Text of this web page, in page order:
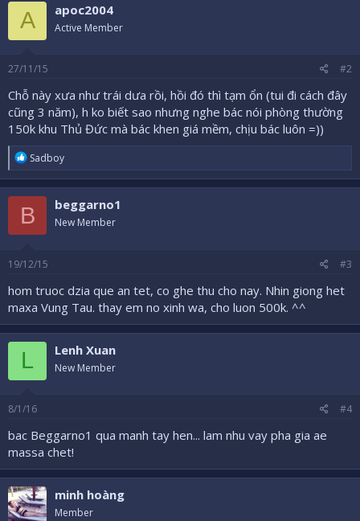
A apoc2004
Active Member
27/11/15 #2
Chỗ này xưa như trái dưa rồi, hồi đó thì tạm ổn (tui đi cách đây
cũng 3 năm), h ko biết sao nhưng nghe bác nói phòng thường
150k khu Thủ Đức mà bác khen giá mềm, chịu bác luôn =))
R
e
a
c
t
i
o
s
:
Sadboy
B beggarno1
New Member
19/12/15 #3
hom truoc dzia que an tet, co ghe thu cho nay. Nhin giong het
maxa Vung Tau. thay em no xinh wa, cho luon 500k. ^^
L Lenh Xuan
New Member
8/1/16 #4
bac Beggarno1 qua manh tay hen... lam nhu vay pha gia ae
massa chet!
minh hoàng
Member